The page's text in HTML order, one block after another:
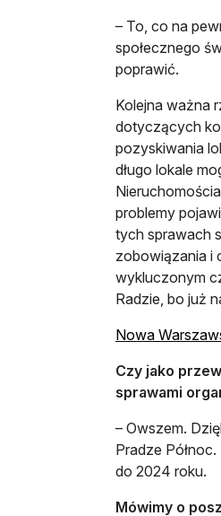
– To, co na
społecznego
poprawić.
Kolejna ważna
dotyczących
pozyskiwania
długo lokale
problemy
tych sprawach
zobowiązania i
wykluczonym
Radzie, bo już
Nowa
Czy jako
sprawami
– Owszem.
Pradze
do 2024 roku.
Mówimy o